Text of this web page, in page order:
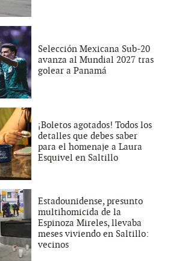
Selección Mexicana Sub-20
avanza al Mundial 2027 tras
golear a Panamá
¡Boletos agotados! Todos los
detalles que debes saber
para el homenaje a Laura
Esquivel en Saltillo
Estadounidense, presunto
multihomicida de la
Espinoza Mireles, llevaba
meses viviendo en Saltillo:
vecinos